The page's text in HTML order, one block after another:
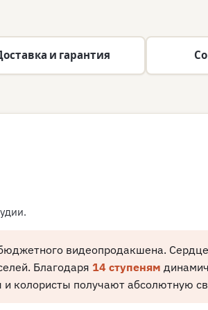
и гарантия
видеопродакшена.
Благодаря 14 ступеням
колористы получают абсолютную